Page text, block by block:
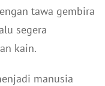
tawa gembira
segera
kain.
manusia